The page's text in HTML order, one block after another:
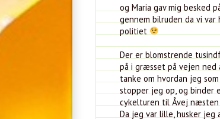
og Maria gav mig besked
gennem bilruden da vi
politiet
Der er blomstrende
på i græsset på vejen ned
tanke om hvordan jeg
stopper jeg op, og binder
cykelturen til Åvej næsten
Da jeg var lille, husker jeg